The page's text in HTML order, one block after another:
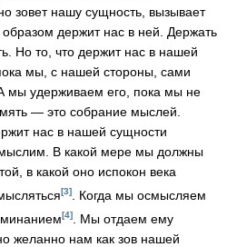
зовет нашу сущность, вызывает
держит нас в ней. Держать
Но то, что держит нас в нашей
мы, с нашей стороны, сами
мы удерживаем его, пока мы не
— это собрание мыслей.
нас в нашей сущности
мыслим. В какой мере мы должны
в какой оно испокон века
[3]
. Когда мы осмысляем
[4]
. Мы отдаем ему
желанно нам как зов нашей